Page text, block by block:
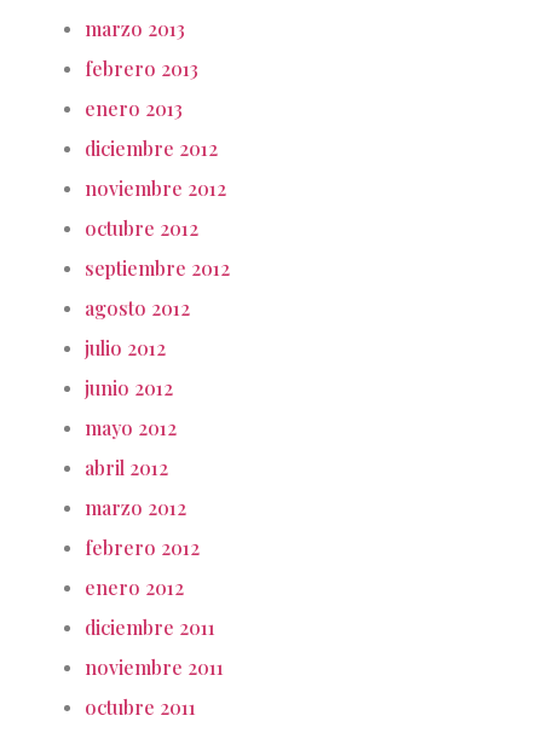
marzo 2013
febrero 2013
enero 2013
diciembre 2012
noviembre 2012
octubre 2012
septiembre 2012
agosto 2012
julio 2012
junio 2012
mayo 2012
abril 2012
marzo 2012
febrero 2012
enero 2012
diciembre 2011
noviembre 2011
octubre 2011